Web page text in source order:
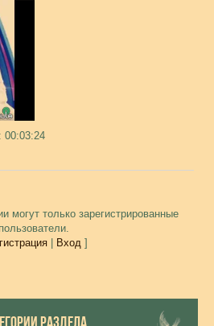
00:03:24
могут только зарегистрированные
пользователи.
| Вход]
РАЗДЕЛА